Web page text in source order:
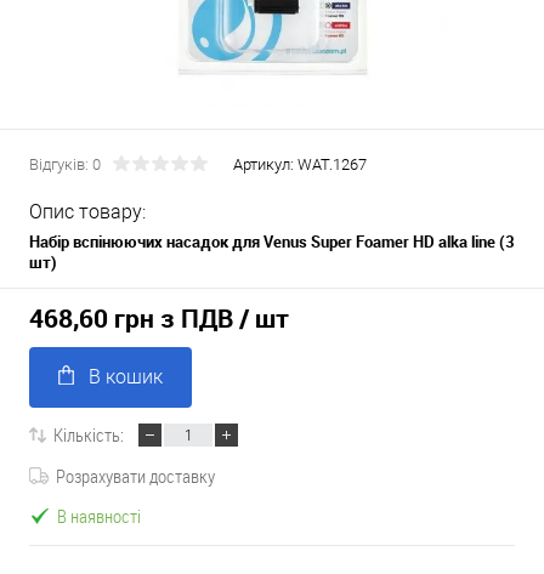
Відгуків: 0 Артикул: WAT.1267
Опис товару:
Набір вспінюючих насадок для Venus Super Foamer HD alka line (3
шт)
468,60 грн з ПДВ/ шт
В кошик
Кількість:
Розрахувати доставку
В наявності